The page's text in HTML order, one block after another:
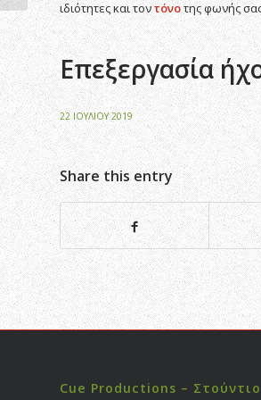
ιδιότητες και τοντόνοτης φωνής
Επεξεργασία
22 ΙΟΥΛΊΟΥ 2019
Share this entry
Cue Productions –